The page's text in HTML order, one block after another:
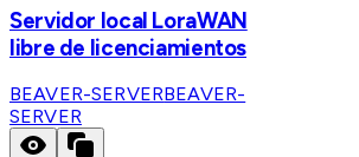
Servidor local LoraWAN
libre de licenciamientos
BEAVER-SERVERBEAVER-
SERVER